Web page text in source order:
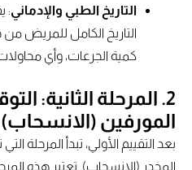
التاريخ الطبي والإدماني :
التاريخ الكامل للمريض
كمية الجرعات، وأي
2. المرحلة الثانية:
المورفين (الانسحاب)
بعد التقييم الأولي، تبدأ المرحلة
المخدر (الانسحاب). تعتبر هذه